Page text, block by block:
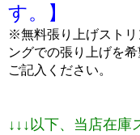
す。】
※無料張り上げストリ
ングでの張り上げを
ご記入ください。
↓↓↓以下、当店在庫